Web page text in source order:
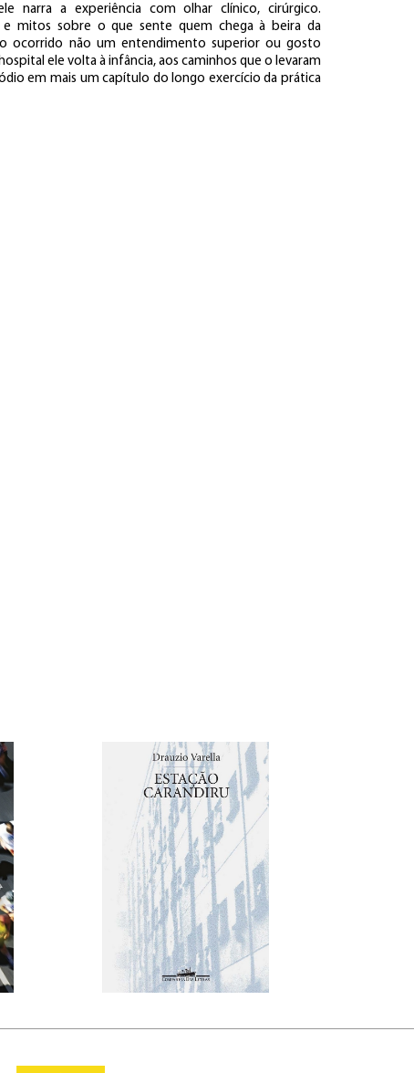
narra a experiência com olhar clínico, cirúrgico.
e mitos sobre o que sente quem chega à beira da
ocorrido não um entendimento superior ou gosto
ele volta à infância, aos caminhos que o levaram
em mais um capítulo do longo exercício da prática